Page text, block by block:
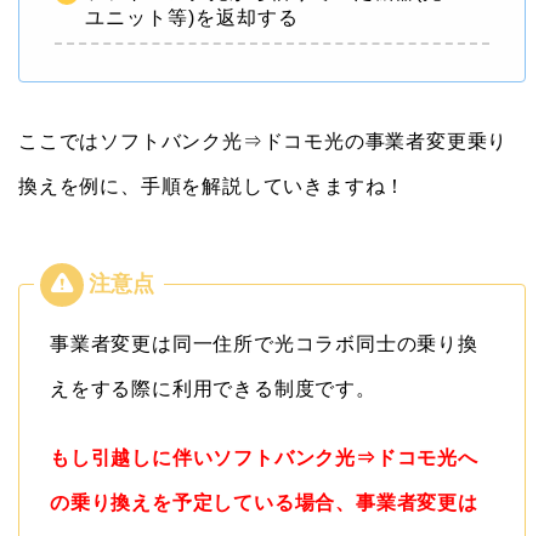
ユニット等)を返却する
ここではソフトバンク光⇒ドコモ光の事業者変更乗り
換えを例に、手順を解説していきますね！
事業者変更は同一住所で光コラボ同士の乗り換
えをする際に利用できる制度です。
もし引越しに伴いソフトバンク光⇒ドコモ光へ
の乗り換えを予定している場合、事業者変更は